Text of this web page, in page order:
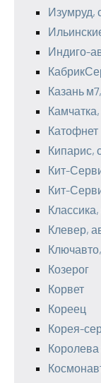
Изумруд,
Индиго-
Казань
Катофнет
Кипарис,
Кит-
Кит-
Клевер,
Козерог
Корвет
Кореец
Корея-
Королева